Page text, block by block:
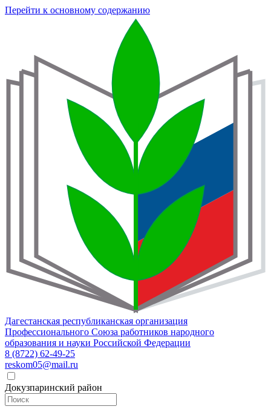
Перейти к основному содержанию
Дагестанская республиканская организация
Профессионального Союза работников народного
образования и науки Российской Федерации
8 (8722) 62-49-25
reskom05@mail.ru
Докузпаринский район